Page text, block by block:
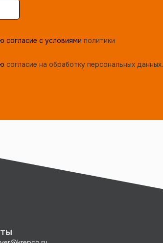
согласие с условиямиполитики
согласие на обработку персональных данных.